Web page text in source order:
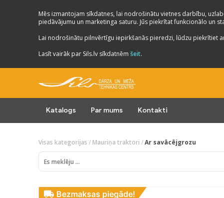
Mēs izmantojam sīkdatnes, lai nodrošinātu vietnes darbību,
piedāvājumu un marketinga saturu. Jūs piekrītat funkcionālo un
Lai nodrošinātu pilnvērtīgu iepirkšanās pieredzi, lūdzu piekrītiet
Lasīt vairāk par Sils.lv sīkdatnēm šeit.
Katalogs Par mums Kontakti
Visas kategorijas / Mauriņa traktori /Ar savācējgrozu
Bezmaksas piegāde!